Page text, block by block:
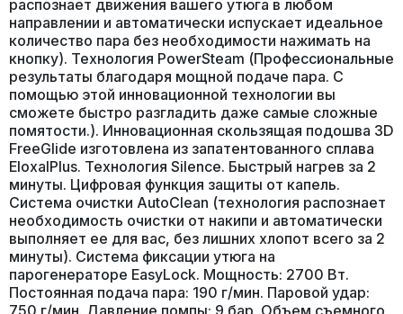
распознает движения вашего утюга в любом
направлении и автоматически испускает идеальное
количество пара без необходимости нажимать на
кнопку). Технология PowerSteam (Профессиональные
результаты благодаря мощной подаче пара. С
помощью этой инновационной технологии вы
сможете быстро разгладить даже самые сложные
помятости.). Инновационная скользящая подошва 3D
FreeGlide изготовлена из запатентованного сплава
EloxalPlus. Технология Silence. Быстрый нагрев за 2
минуты. Цифровая функция защиты от капель.
Система очистки AutoClean (технология распознает
необходимость очистки от накипи и автоматически
выполняет ее для вас, без лишних хлопот всего за 2
минуты). Система фиксации утюга на
парогенераторе EasyLock. Мощность: 2700 Вт.
Постоянная подача пара: 190 г/мин. Паровой удар: